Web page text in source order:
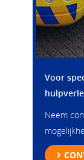
Voor
Neem